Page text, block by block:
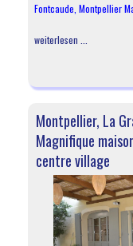
Fontcaude Montpellier
weiterlesen ...
Montpellier, La
Magnifique
centre village